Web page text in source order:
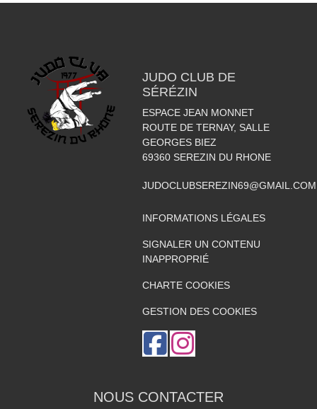
JUDO CLUB DE
SÉRÉZIN
ESPACE JEAN MONNET
ROUTE DE TERNAY, SALLE
GEORGES BIEZ
69360 SEREZIN DU RHONE
JUDOCLUBSEREZIN69@GMAIL.COM
INFORMATIONS LÉGALES
SIGNALER UN CONTENU
INAPPROPRIÉ
CHARTE COOKIES
GESTION DES COOKIES
NOUS CONTACTER